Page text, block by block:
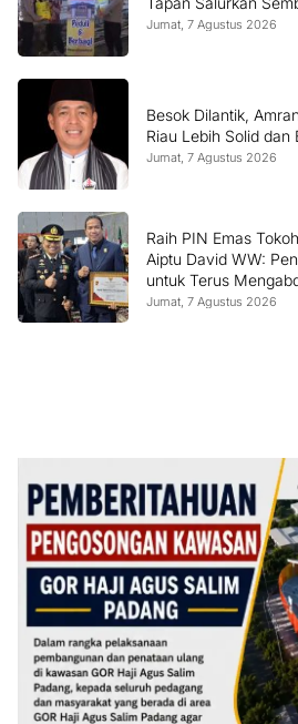
Jumat, 7 Agustus 2026
Besok Dilantik,
Riau Lebih Solid dan
Jumat, 7 Agustus 2026
Raih PIN Emas
Aiptu David WW:
untuk Terus
Jumat, 7 Agustus 2026